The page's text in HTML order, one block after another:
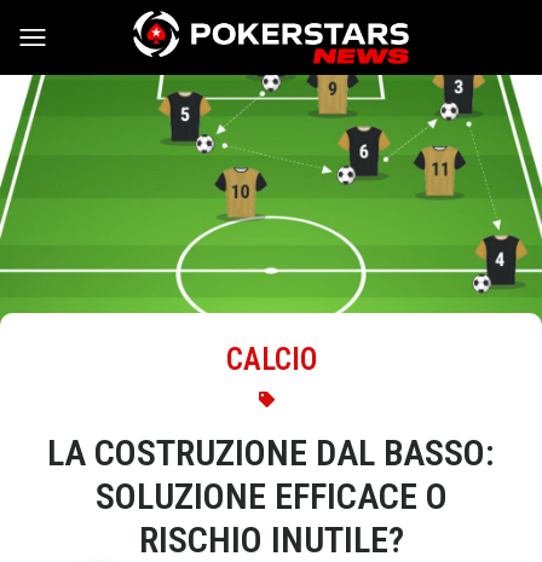
Vai al contenuto
CALCIO
LA COSTRUZIONE DAL BASSO:
SOLUZIONE EFFICACE O
RISCHIO INUTILE?